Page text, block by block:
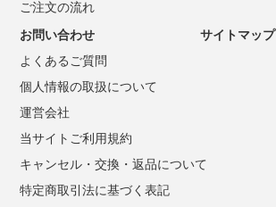
ご注文の流れ
お問い合わせ
よくあるご質問
個人情報の取扱について
サイトマップ
運営会社
当サイトご利用規約
キャンセル・交換・返品について
特定商取引法に基づく表記